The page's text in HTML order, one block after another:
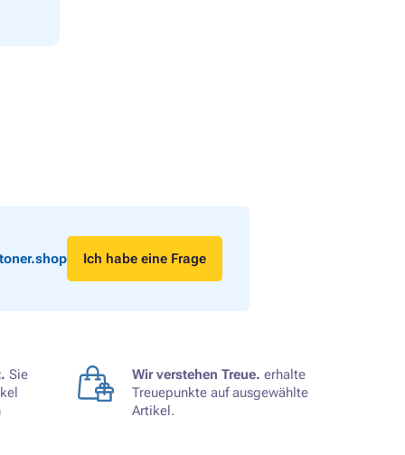
Ich habe eine Frage
Sie
Wir verstehen Treue. erhalte
Treuepunkte auf ausgewählte
Artikel.